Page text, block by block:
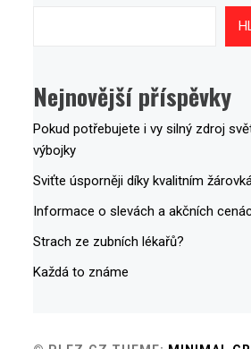
Nejnovější příspěvky
Pokud potřebujete i vy silný zdroj
výbojky
Sviťte úsporněji díky kvalitním
Informace o slevách a akčních
Strach ze zubních lékařů?
Každá to známe